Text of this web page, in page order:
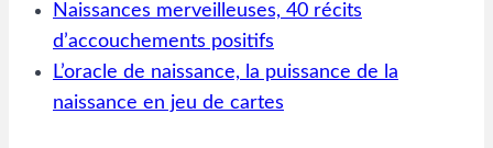
Naissances merveilleuses, 40 récits
d’accouchements positifs
L’oracle de naissance, la puissance de la
naissance en jeu de cartes